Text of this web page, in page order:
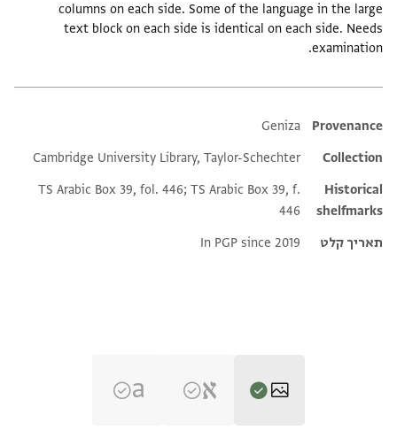
columns on each side. Some of the language in the large
text block on each side is identical on each side. Needs
examination.
Additional metadata
Provenance
Geniza
Collection
Cambridge University Library, Taylor-Schechter
Historical
shelfmarks
TS Arabic Box 39, fol. 446; TS Arabic Box 39, f.
446
תאריך קלט
In PGP since 2019